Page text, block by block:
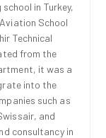
in Turkey,
School
Technical
from the
it was a
into the
such as
and
consultancy in